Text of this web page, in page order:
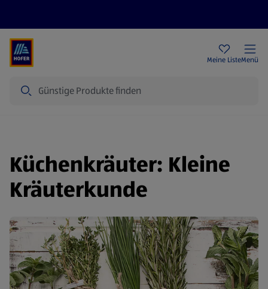
Meine ListeMenü
Küchenkräuter: Kleine
Kräuterkunde